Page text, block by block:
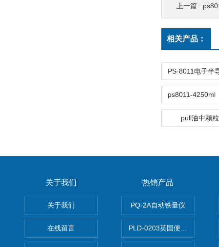
上一篇 :
相关产品：
pull油中颗
关于我们
关于我们
在线留言
热销产品
PQ-2A自动铁量仪
PLD-0203英国便携式油品颗